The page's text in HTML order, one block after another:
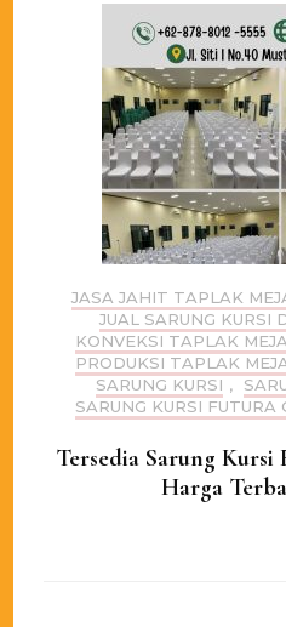
JASA JAHIT TAPLAK
JUAL SARUNG KURSI
KONVEKSI TAPLAK
PRODUKSI TAPLAK
SARUNG KURSI ,
SARUNG KURSI FUTURA
Tersedia Sarung
Harga